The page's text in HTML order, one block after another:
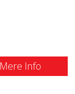
Mere Info